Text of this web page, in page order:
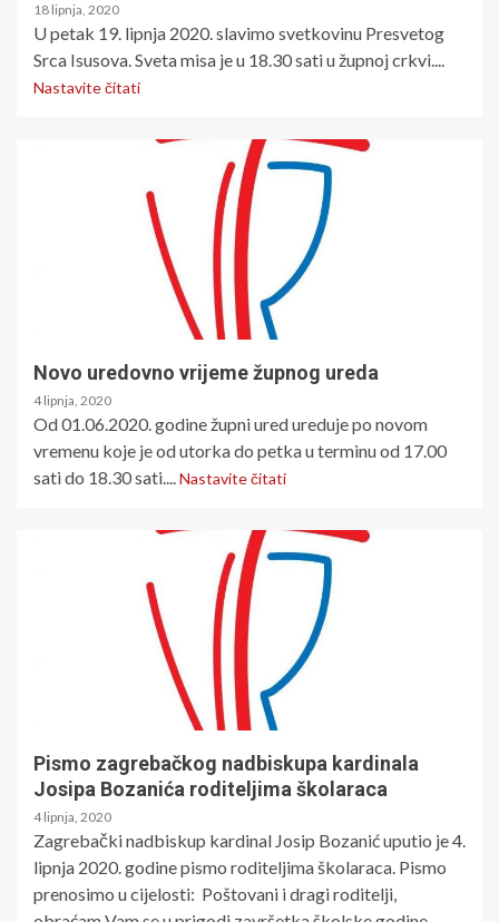
18 lipnja, 2020
U petak 19. lipnja 2020. slavimo svetkovinu Presvetog
Srca Isusova. Sveta misa je u 18.30 sati u župnoj crkvi....
Nastavite čitati
Novo uredovno vrijeme župnog ureda
4 lipnja, 2020
Od 01.06.2020. godine župni ured ureduje po novom
vremenu koje je od utorka do petka u terminu od 17.00
sati do 18.30 sati....Nastavite čitati
Pismo zagrebačkog nadbiskupa kardinala
Josipa Bozanića roditeljima školaraca
4 lipnja, 2020
Zagrebački nadbiskup kardinal Josip Bozanić uputio je 4.
lipnja 2020. godine pismo roditeljima školaraca. Pismo
prenosimo u cijelosti: Poštovani i dragi roditelji,